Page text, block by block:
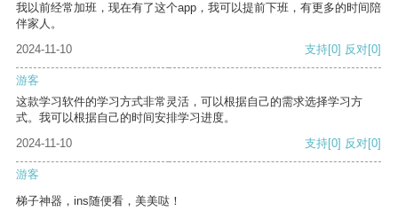
我以前经常加班，现在有了这个app，我可以提前下班，有更多的时间陪
伴家人。
2024-11-10
支持[0] 反对[0]
游客
这款学习软件的学习方式非常灵活，可以根据自己的需求选择学习方
式。我可以根据自己的时间安排学习进度。
2024-11-10
支持[0] 反对[0]
游客
梯子神器，ins随便看，美美哒！